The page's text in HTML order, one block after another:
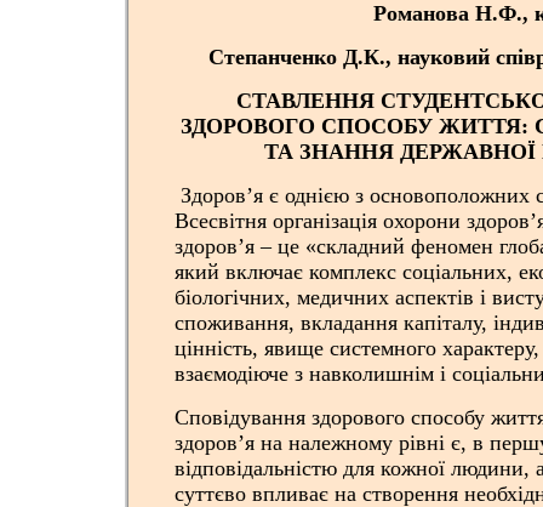
Романова Н.Ф.,
Степанченко Д.К., науковий
СТАВЛЕННЯ
ЗДОРОВОГО СПОСОБУ ЖИТТЯ:
ТА ЗНАННЯ ДЕРЖАВНОЇ
Здоров’я є однією з основоположних
Всесвітня організація охорони
здоров’я – це «складний феномен
який включає комплекс соціальних,
біологічних, медичних аспектів і
споживання, вкладання капіталу,
цінність, явище системного
взаємодіюче з навколишнім і
Сповідування здорового способу
здоров’я на належному рівні є, в
відповідальністю для кожної людини,
суттєво впливає на створення